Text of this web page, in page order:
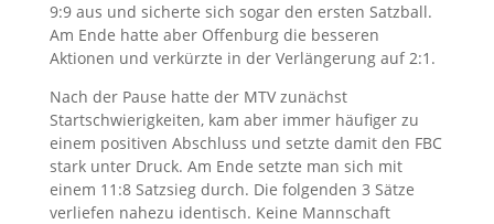
9:9 aus und sicherte sich sogar den ersten Satzball.
Am Ende hatte aber Offenburg die besseren
Aktionen und verkürzte in der Verlängerung auf 2:1.
Nach der Pause hatte der MTV zunächst
Startschwierigkeiten, kam aber immer häufiger zu
einem positiven Abschluss und setzte damit den FBC
stark unter Druck. Am Ende setzte man sich mit
einem 11:8 Satzsieg durch. Die folgenden 3 Sätze
verliefen nahezu identisch. Keine Mannschaft